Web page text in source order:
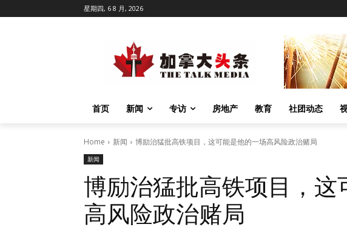
星期四, 6 8 月, 2026
首页 新闻 专访 房地产 教育 社团动态
Home 新闻 博励治猛批高铁项目，这可能是他的一场高风险政治赌局
新闻
博励治猛批高铁项目，这
高风险政治赌局